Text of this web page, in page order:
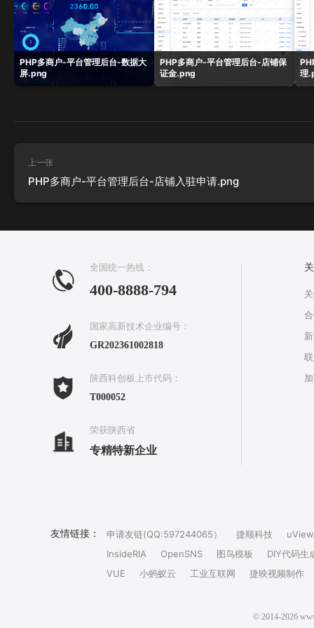
PHP多商户-平台管理后台-数据大
屏.png
PHP多商户-平台管理后台-店铺保
证金.png
理
上一张
PHP多商户-平台管理后台-店铺入驻申请.png
全国统一热线：
400-8888-794
国家高新技术企业编号：
GR202361002818
陕西科创板上市代码：
T000052
荣获陕西省
专精特新企业
友情链接： 申请友链(QQ:597244065） 捷顺科技
uView
InsideRIA
OpenSNS 图鸟模板
DIY代码生
VUE
小蚂蚁云 工业互联网 捷映视频制作
© 2014-2026